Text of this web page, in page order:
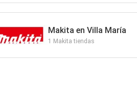
Makita en Villa María
1 Makita tiendas